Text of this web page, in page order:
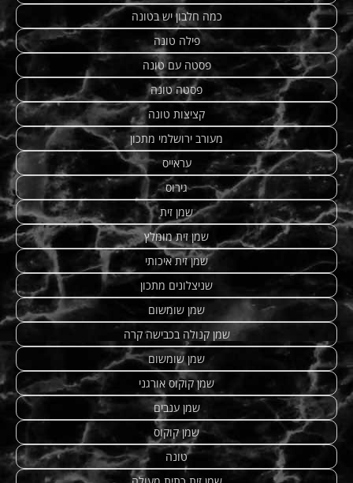
כמה חלבון יש בטונה
פילה טונה
פסטה עם טונה
פסטה טונה
קציצות טונה
מעורב ירושלמי מתכון
עראייס
גירוס
שמן זית
שמן זית מומלץ
שמן זית איכותי
שניצלונים מתכון
שמן שומשום
שמן קנולה בכבישה קרה
שמן שומשום
שמן קוקוס אורגני
שמן ענבים
שמן קוקוס
טונה